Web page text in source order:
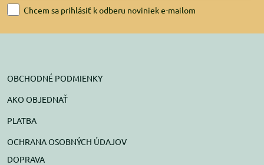
Chcem sa prihlásiť k odberu noviniek e-mailom
OBCHODNÉ PODMIENKY
AKO OBJEDNAŤ
PLATBA
OCHRANA OSOBNÝCH ÚDAJOV
DOPRAVA